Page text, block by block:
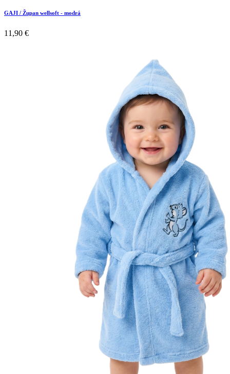
GAJI / Župan wellsoft - modrá
11,90 €